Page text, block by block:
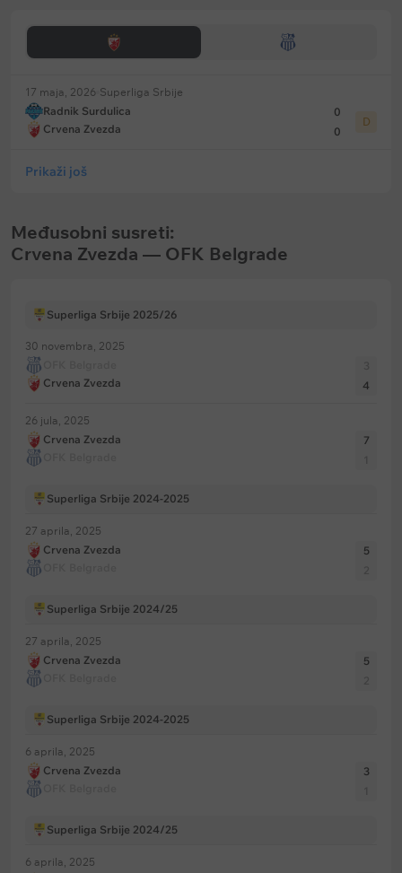
17 maja, 2026 Superliga Srbije
Radnik Surdulica
Crvena Zvezda
0
0
D
Prikaži još
Međusobni susreti:
Crvena Zvezda — OFK Belgrade
Superliga Srbije 2025/26
30 novembra, 2025
Crvena Zvezda
4
26 jula, 2025
Crvena Zvezda
7
Superliga Srbije 2024-2025
27 aprila, 2025
Crvena Zvezda
5
Superliga Srbije 2024/25
27 aprila, 2025
Crvena Zvezda
5
Superliga Srbije 2024-2025
6 aprila, 2025
Crvena Zvezda
3
Superliga Srbije 2024/25
6 aprila, 2025